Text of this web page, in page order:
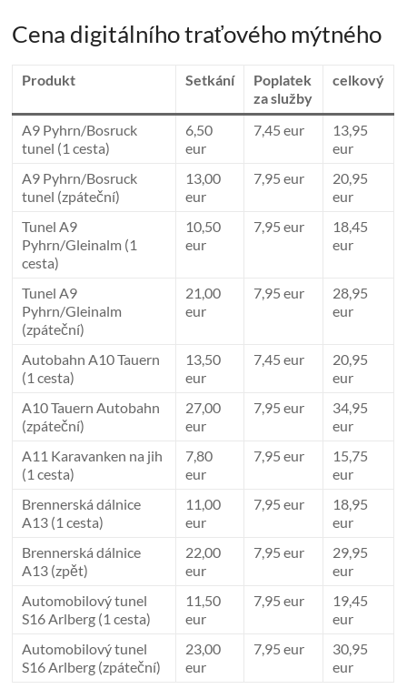
Cena digitálního traťového mýtného
Produkt Setkání
Poplatek
za služby
celkový
A9 Pyhrn/Bosruck
tunel (1 cesta)
6,50
eur
7,45 eur
13,95
eur
A9 Pyhrn/Bosruck
tunel (zpáteční)
13,00
eur
7,95 eur
20,95
eur
Tunel A9
Pyhrn/Gleinalm (1
cesta)
10,50
eur
7,95 eur
18,45
eur
Tunel A9
Pyhrn/Gleinalm
(zpáteční)
21,00
eur
7,95 eur
28,95
eur
Autobahn A10 Tauern
(1 cesta)
13,50
eur
7,45 eur
20,95
eur
A10 Tauern Autobahn
(zpáteční)
27,00
eur
7,95 eur
34,95
eur
A11 Karavanken na jih
(1 cesta)
7,80
eur
7,95 eur
15,75
eur
Brennerská dálnice
A13 (1 cesta)
11,00
eur
7,95 eur
18,95
eur
Brennerská dálnice
A13 (zpět)
22,00
eur
7,95 eur
29,95
eur
Automobilový tunel
S16 Arlberg (1 cesta)
11,50
eur
7,95 eur
19,45
eur
Automobilový tunel
S16 Arlberg (zpáteční)
23,00
eur
7,95 eur
30,95
eur